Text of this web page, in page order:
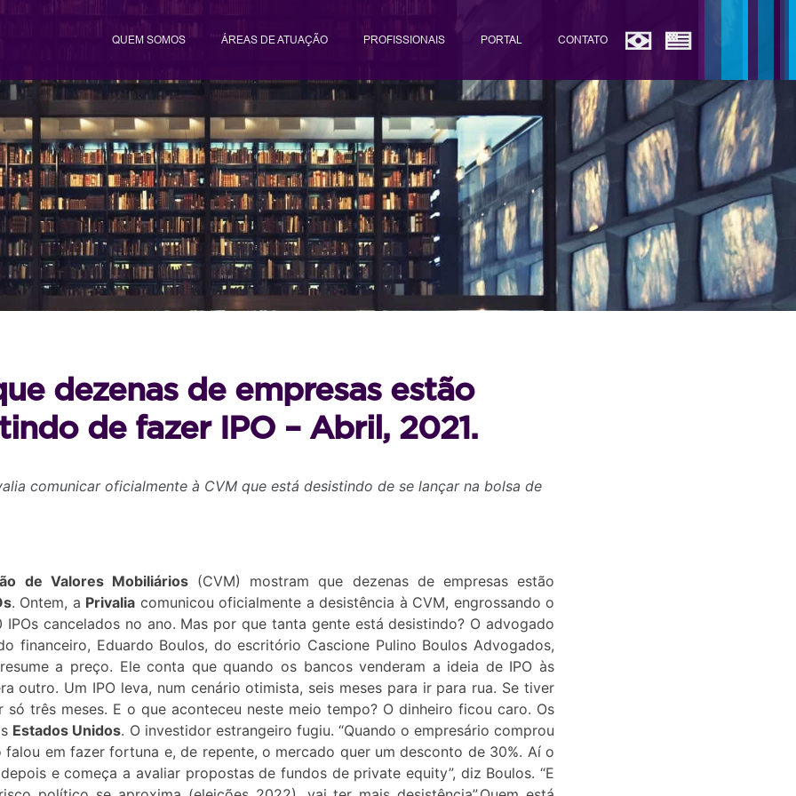
QUEM SOMOS ÁREAS DE ATUAÇÃO PROFISSIONAIS PORTAL CONTATO
dezenas de empresas estão
de fazer IPO – Abril, 2021.
comunicar oficialmente à CVM que está desistindo de se lançar na bolsa de
de Valores Mobiliários(CVM) mostram que dezenas de empresas estão
. Ontem, a Privalia comunicou oficialmente a desistência à CVM, engrossando o
cancelados no ano. Mas por que tanta gente está desistindo? O advogado
financeiro, Eduardo Boulos, do escritório Cascione Pulino Boulos Advogados,
a preço. Ele conta que quando os bancos venderam a ideia de IPO às
outro. Um IPO leva, num cenário otimista, seis meses para ir para rua. Se tiver
três meses. E o que aconteceu neste meio tempo? O dinheiro ficou caro. Os
Estados Unidos. O investidor estrangeiro fugiu. “Quando o empresário comprou
falou em fazer fortuna e, de repente, o mercado quer um desconto de 30%. Aí o
e começa a avaliar propostas de fundos de private equity”, diz Boulos. “E